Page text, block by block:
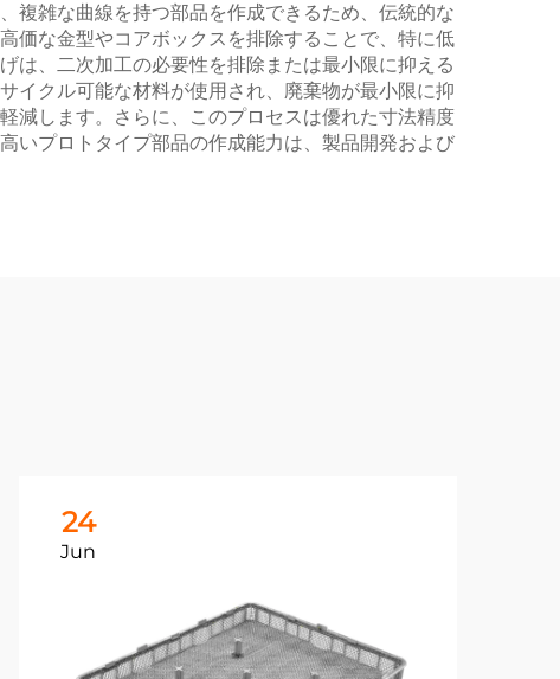
複雑な曲線を持つ部品を作成できるため、伝統的な
価な金型やコアボックスを排除することで、特に低
は、二次加工の必要性を排除または最小限に抑える
イクル可能な材料が使用され、廃棄物が最小限に抑
減します。さらに、このプロセスは優れた寸法精度
いプロトタイプ部品の作成能力は、製品開発および
24
Jun